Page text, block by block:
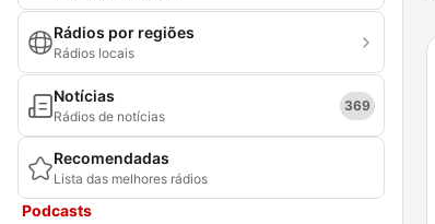
Rádios por regiões
Rádios locais
Notícias
Rádios de notícias
369
Recomendadas
Lista das melhores rádios
Podcasts